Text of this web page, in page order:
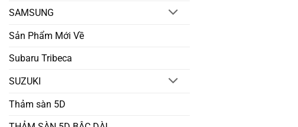
SAMSUNG
Sản Phẩm Mới Về
Subaru Tribeca
SUZUKI
Thảm sàn 5D